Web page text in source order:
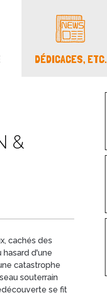
DÉDICACES, ETC.
&
cachés des
hasard d'une
catastrophe
souterrain
se fit